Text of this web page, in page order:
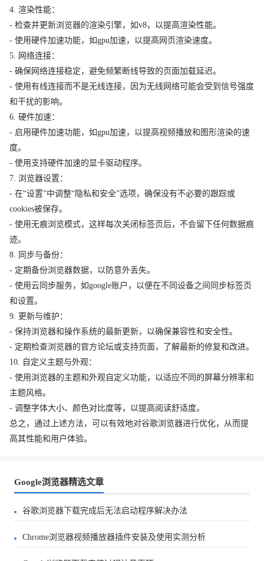
4. 渲染性能：
- 检查并更新浏览器的渲染引擎，如v8，以提高渲染性能。
- 使用硬件加速功能，如gpu加速，以提高网页渲染速度。
5. 网络连接：
- 确保网络连接稳定，避免频繁断线导致的页面加载延迟。
- 使用有线连接而不是无线连接，因为无线网络可能会受到信号强度
和干扰的影响。
6. 硬件加速：
- 启用硬件加速功能，如gpu加速，以提高视频播放和图形渲染的速
度。
- 使用支持硬件加速的显卡驱动程序。
7. 浏览器设置：
- 在“设置”中调整“隐私和安全”选项，确保没有不必要的跟踪或
cookies被保存。
- 使用无痕浏览模式，这样每次关闭标签页后，不会留下任何数据痕
迹。
8. 同步与备份：
- 定期备份浏览器数据，以防意外丢失。
- 使用云同步服务，如google账户，以便在不同设备之间同步标签页
和设置。
9. 更新与维护：
- 保持浏览器和操作系统的最新更新，以确保兼容性和安全性。
- 定期检查浏览器的官方论坛或支持页面，了解最新的修复和改进。
10. 自定义主题与外观：
- 使用浏览器的主题和外观自定义功能，以适应不同的屏幕分辨率和
主题风格。
- 调整字体大小、颜色对比度等，以提高阅读舒适度。
总之，通过上述方法，可以有效地对谷歌浏览器进行优化，从而提
高其性能和用户体验。
Google浏览器精选文章
谷歌浏览器下载完成后无法启动程序解决办法
Chrome浏览器视频播放器插件安装及使用实测分析